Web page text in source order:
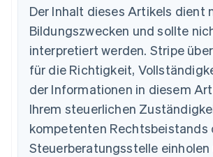
Der Inhalt dieses Artikels dient
Bildungszwecken und sollte
interpretiert werden. Stripe
für die Richtigkeit,
der Informationen in diesem
Ihrem steuerlichen
kompetenten Rechtsbeistands
Steuerberatungsstelle
Nederlands Français DeutschEnglish
Brasilien
Português English
Bulgarien
English
English
Deutschland
Deutsch English
Estland
English